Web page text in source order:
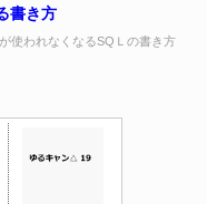
ずに導入すると...
書き方
使われなくなるSQＬの書き方